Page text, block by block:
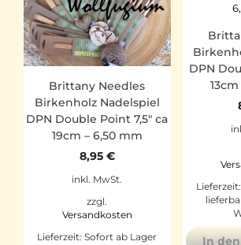
Brittany Needles
Birkenholz Nadelspiel
DPN Double Point 7,5″ ca
19cm – 6,50 mm
8,95 €
inkl. MwSt.
zzgl.
Versandkosten
Lieferzeit:Sofort ab Lager
DPN
Lieferzeit:
In